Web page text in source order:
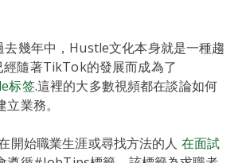
去幾年中，Hustle文化本身就是一種趨
經隨著TikTok的發展而成為了
标签.這裡的大多數視頻都在談論如何
業務。
開始職業生涯或尋找方法的人 在面試